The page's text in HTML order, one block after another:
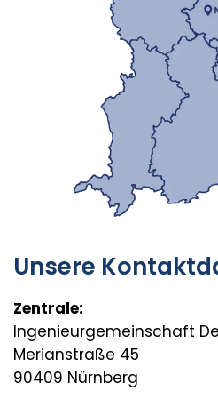
Unsere
Zentrale:
Ingenieurgemeinschaft
Merianstraße 45
90409 Nürnberg